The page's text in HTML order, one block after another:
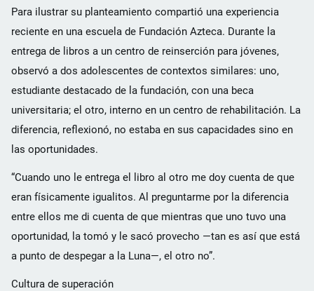
Para ilustrar su planteamiento compartió una experiencia
reciente en una escuela de Fundación Azteca. Durante la
entrega de libros a un centro de reinserción para jóvenes,
observó a dos adolescentes de contextos similares: uno,
estudiante destacado de la fundación, con una beca
universitaria; el otro, interno en un centro de rehabilitación. La
diferencia, reflexionó, no estaba en sus capacidades sino en
las oportunidades.
“Cuando uno le entrega el libro al otro me doy cuenta de que
eran físicamente igualitos. Al preguntarme por la diferencia
entre ellos me di cuenta de que mientras que uno tuvo una
oportunidad, la tomó y le sacó provecho —tan es así que está
a punto de despegar a la Luna—, el otro no”.
Cultura de superación